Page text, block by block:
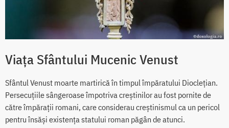
Viaţa Sfântului Mucenic Venust
Sfântul Venust moarte martirică în timpul împăratului Diocleţian.
Persecuţiile sângeroase împotriva creştinilor au fost pornite de
către împăraţii romani, care considerau creştinismul ca un pericol
pentru însăşi existenţa statului roman păgân de atunci.